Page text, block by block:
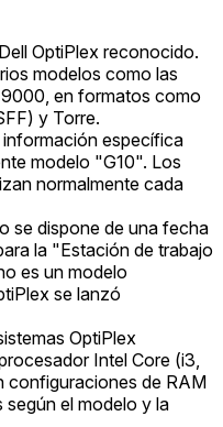
OptiPlex reconocido.
modelos como las
en formatos como
y Torre.
específica
modelo "G10". Los
normalmente cada
se dispone de una fecha
la "Estación de trabajo
es un modelo
se lanzó
OptiPlex
Intel Core (i3,
configuraciones de RAM
el modelo y la